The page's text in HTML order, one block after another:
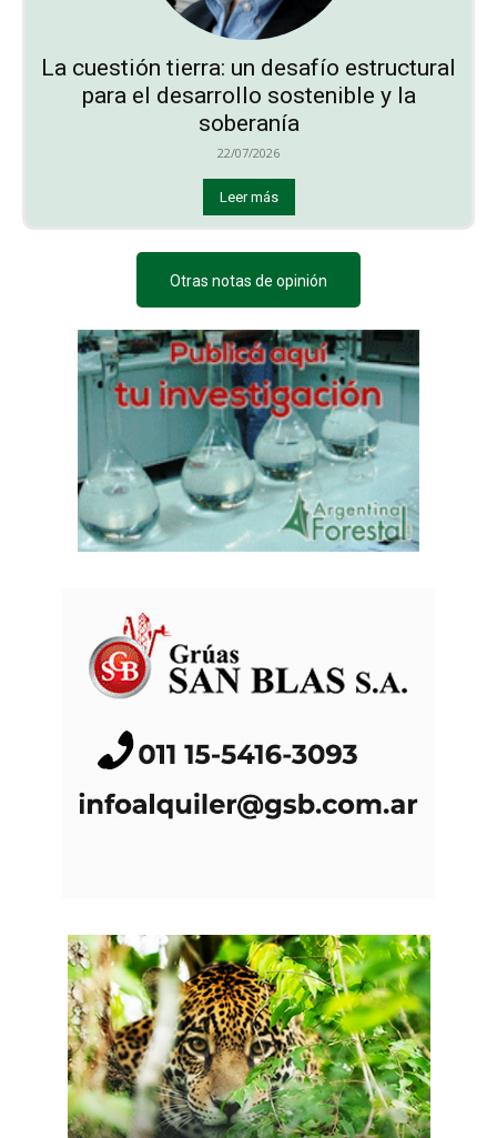
La cuestión tierra: un desafío estructural
para el desarrollo sostenible y la
soberanía
22/07/2026
Leer más
Otras notas de opinión